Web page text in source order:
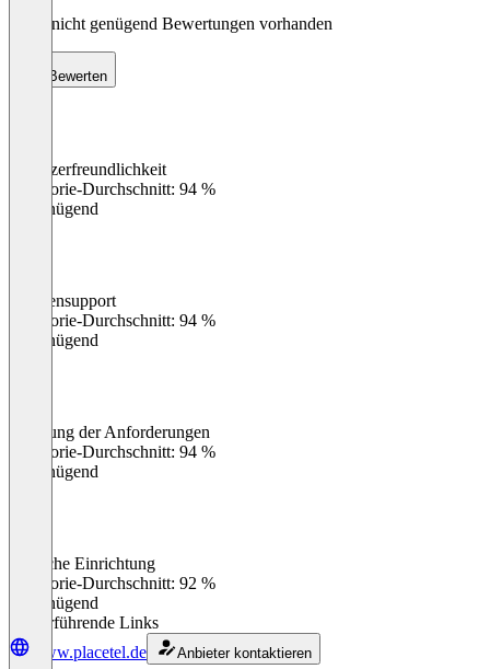
Noch nicht genügend Bewertungen vorhanden
Bewerten
Benutzerfreundlichkeit
Kategorie-Durchschnitt: 94 %
Ungenügend
Kundensupport
Kategorie-Durchschnitt: 94 %
Ungenügend
Erfüllung der Anforderungen
Kategorie-Durchschnitt: 94 %
Ungenügend
Einfache Einrichtung
Kategorie-Durchschnitt: 92 %
Ungenügend
Weiterführende Links
www.placetel.de
Anbieter kontaktieren